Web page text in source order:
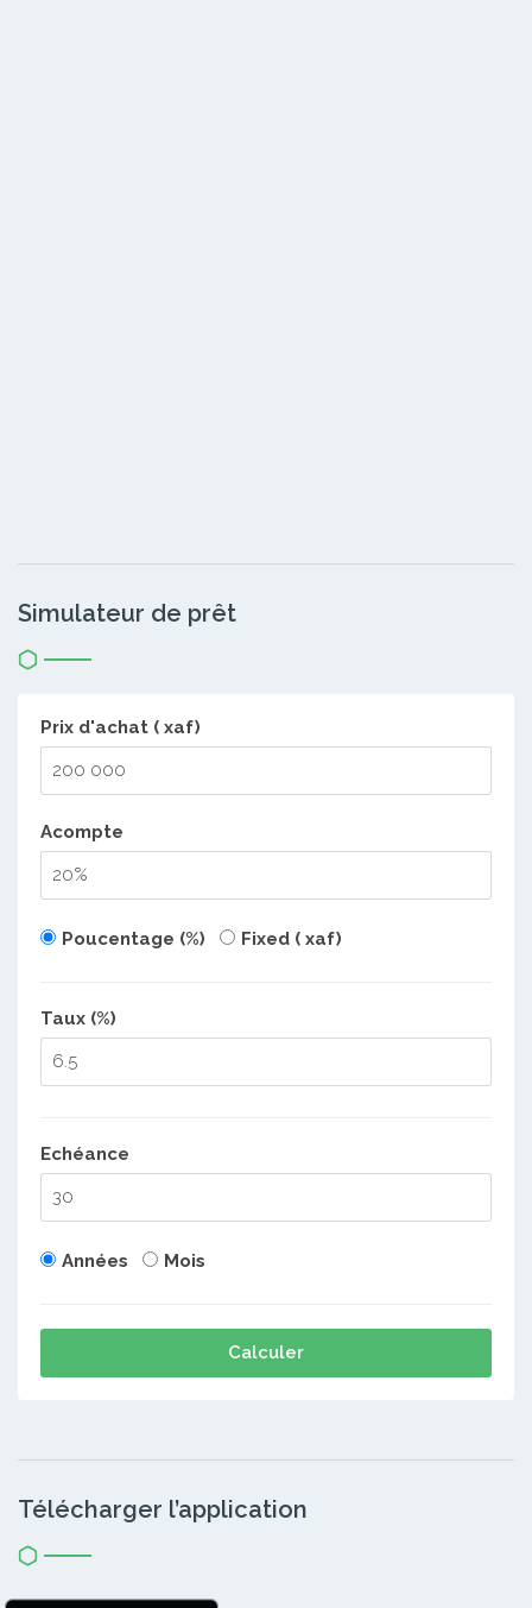
Simulateur de prêt
Prix d'achat ( xaf)
Acompte
Poucentage (%) Fixed ( xaf)
Taux (%)
Echéance
Années Mois
Calculer
Télécharger l’application